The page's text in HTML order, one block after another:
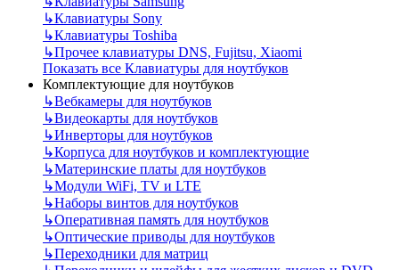
↳Клавиатуры Sony
↳Клавиатуры Toshiba
↳Прочее клавиатуры DNS, Fujitsu, Xiaomi
Показать все Клавиатуры для ноутбуков
Комплектующие для ноутбуков
↳Вебкамеры для ноутбуков
↳Видеокарты для ноутбуков
↳Инверторы для ноутбуков
↳Корпуса для ноутбуков и комплектующие
↳Материнские платы для ноутбуков
↳Модули WiFi, TV и LTE
↳Наборы винтов для ноутбуков
↳Оперативная память для ноутбуков
↳Оптические приводы для ноутбуков
↳Переходники для матриц